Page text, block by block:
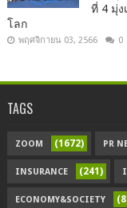
ที่ 4 มุ่ง
โลก
พฤศจิกายน 03, 2566 0
TAGS
ZOOM (1672) PR
INSURANCE (241)
ECONOMY&SOCIETY